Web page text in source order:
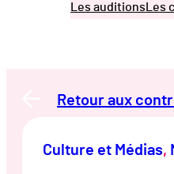
Les auditionsLes
Retour aux
Culture et Médias,